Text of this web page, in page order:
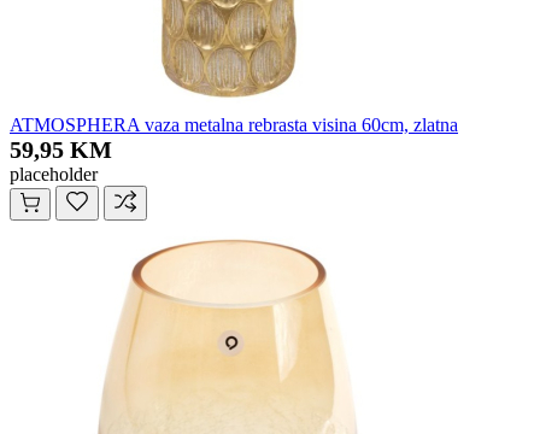
ATMOSPHERA vaza metalna rebrasta visina 60cm, zlatna
59,95 KM
placeholder